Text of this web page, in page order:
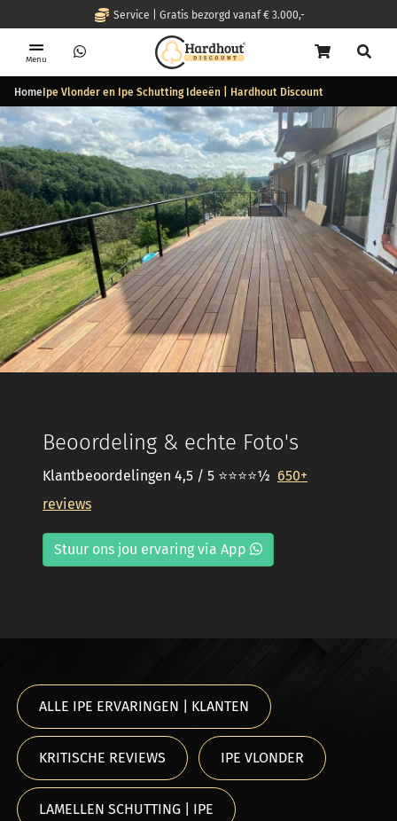
Service | Gratis bezorgd vanaf € 3.000,-
Menu
Home Ipe Vlonder en Ipe Schutting Ideeën | Hardhout Discount
Beoordeling & echte Foto's
Klantbeoordelingen 4,5 / 5 ⭐⭐⭐⭐½ 650+
reviews
Stuur ons jou ervaring via App
ALLE IPE ERVARINGEN | KLANTEN
KRITISCHE REVIEWS IPE VLONDER
LAMELLEN SCHUTTING | IPE